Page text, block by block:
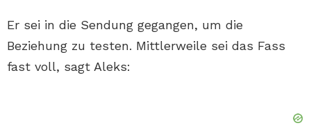
Er sei in die Sendung gegangen, um die
Beziehung zu testen. Mittlerweile sei das Fass
fast voll, sagt Aleks: